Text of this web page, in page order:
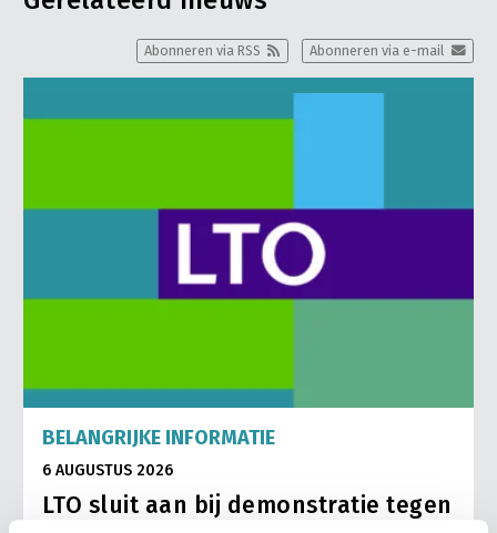
Abonneren via e-mail
Abonneren via RSS
BELANGRIJKE INFORMATIE
6 AUGUSTUS 2026
LTO sluit aan bij demonstratie tegen